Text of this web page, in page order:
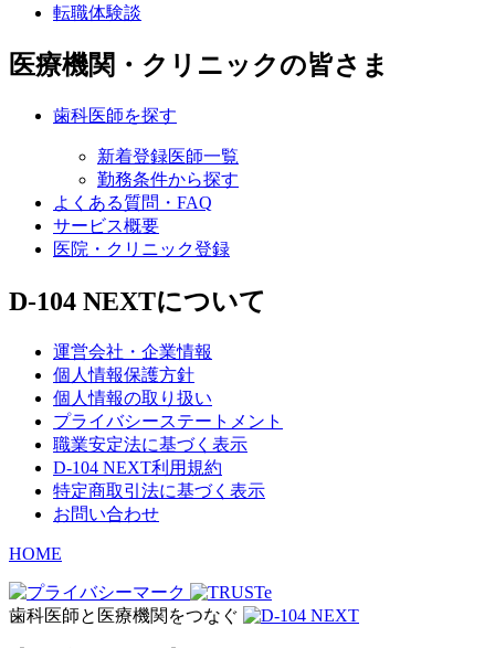
転職体験談
医療機関・クリニックの皆さま
歯科医師を探す
新着登録医師一覧
勤務条件から探す
よくある質問・FAQ
サービス概要
医院・クリニック登録
D-104 NEXTについて
運営会社・企業情報
個人情報保護方針
個人情報の取り扱い
プライバシーステートメント
職業安定法に基づく表示
D-104 NEXT利用規約
特定商取引法に基づく表示
お問い合わせ
HOME
歯科医師と医療機関をつなぐ